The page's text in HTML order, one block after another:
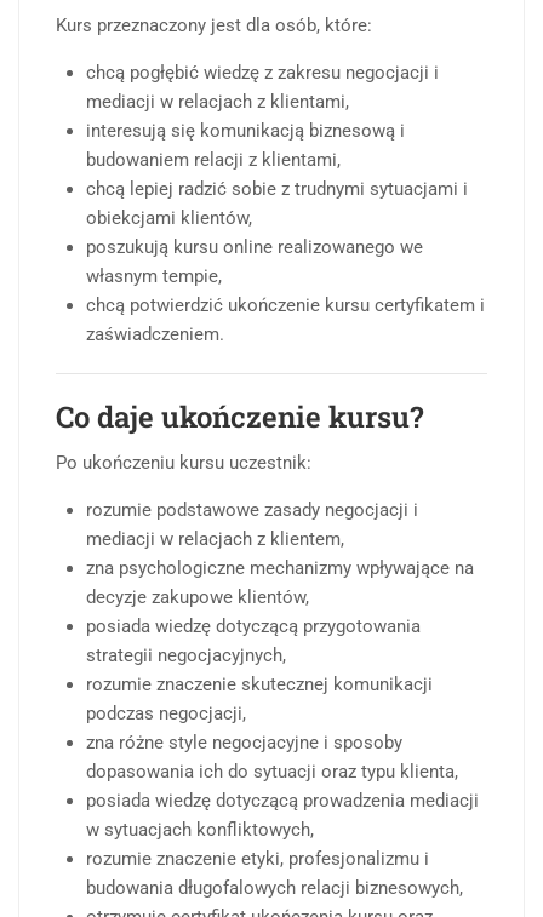
Kurs przeznaczony jest dla osób, które:
chcą pogłębić wiedzę z zakresu negocjacji i
mediacji w relacjach z klientami,
interesują się komunikacją biznesową i
budowaniem relacji z klientami,
chcą lepiej radzić sobie z trudnymi sytuacjami i
obiekcjami klientów,
poszukują kursu online realizowanego we
własnym tempie,
chcą potwierdzić ukończenie kursu certyfikatem i
zaświadczeniem.
Co daje ukończenie kursu?
Po ukończeniu kursu uczestnik:
rozumie podstawowe zasady negocjacji i
mediacji w relacjach z klientem,
zna psychologiczne mechanizmy wpływające na
decyzje zakupowe klientów,
posiada wiedzę dotyczącą przygotowania
strategii negocjacyjnych,
rozumie znaczenie skutecznej komunikacji
podczas negocjacji,
zna różne style negocjacyjne i sposoby
dopasowania ich do sytuacji oraz typu klienta,
posiada wiedzę dotyczącą prowadzenia mediacji
w sytuacjach konfliktowych,
rozumie znaczenie etyki, profesjonalizmu i
budowania długofalowych relacji biznesowych,